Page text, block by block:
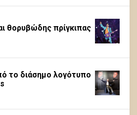
θορυβώδης πρίγκιπας
το διάσημο λογότυπο